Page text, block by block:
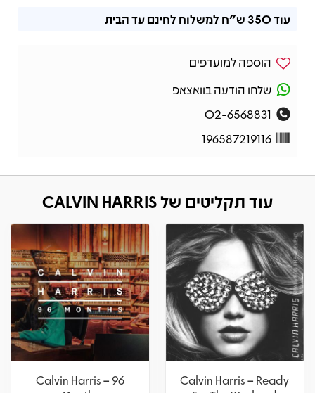
עוד350 ש"ח למשלוח לחינם עד הבית
הוספה למועדפים
שלחו הודעה בוואצאפ
02-6568831
196587219116
עוד תקליטים של CALVIN HARRIS
Calvin Harris – Ready
Calvin Harris – 96